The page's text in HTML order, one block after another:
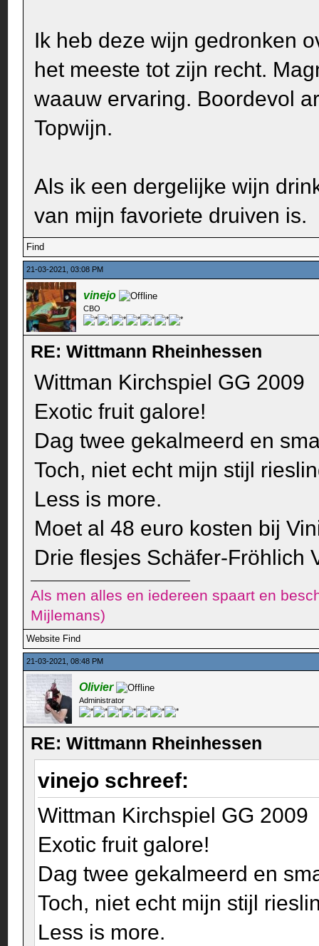
Ik heb deze wijn gedronken
het meeste tot zijn recht.
waauw ervaring. Boordevol
Topwijn.
Als ik een dergelijke wijn
van mijn favoriete druiven is.
Find
21-03-2021, 03:08 PM
vinejo
CBO
RE: Wittmann Rheinhessen
Wittman Kirchspiel GG 2009
Exotic fruit galore!
Dag twee gekalmeerd en
Toch, niet echt mijn stijl
Less is more.
Moet al 48 euro kosten bij
Drie flesjes Schäfer-Fröhlich
Als men alles en iedereen spaart en
Mijlemans)
Website Find
21-03-2021, 08:48 PM
Olivier
Administrator
RE: Wittmann Rheinhessen
vinejo schreef:
Wittman Kirchspiel GG 2009
Exotic fruit galore!
Dag twee gekalmeerd en
Toch, niet echt mijn stijl
Less is more.